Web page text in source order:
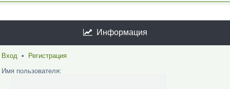
Информация
Вход • Регистрация
Имя пользователя: